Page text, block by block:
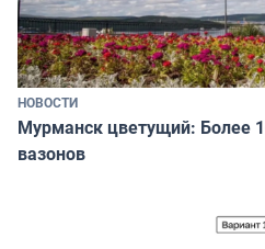
НОВОСТИ
Мурманск цветущий: Более
вазонов